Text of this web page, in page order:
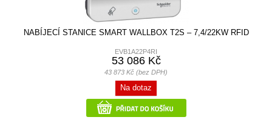
NABÍJECÍ STANICE SMART WALLBOX T2S – 7,4/22KW RFID
EVB1A22P4RI
53 086 Kč
43 873 Kč (bez DPH)
Na dotaz